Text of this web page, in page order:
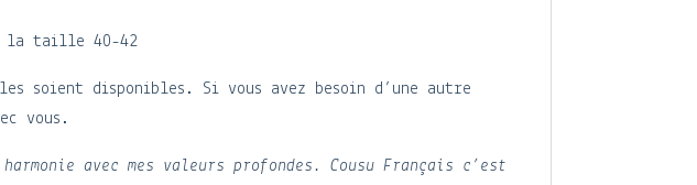
la taille 40-42
soient disponibles. Si vous avez besoin d’une autre
vous.
avec mes valeurs profondes. Cousu Français c’est